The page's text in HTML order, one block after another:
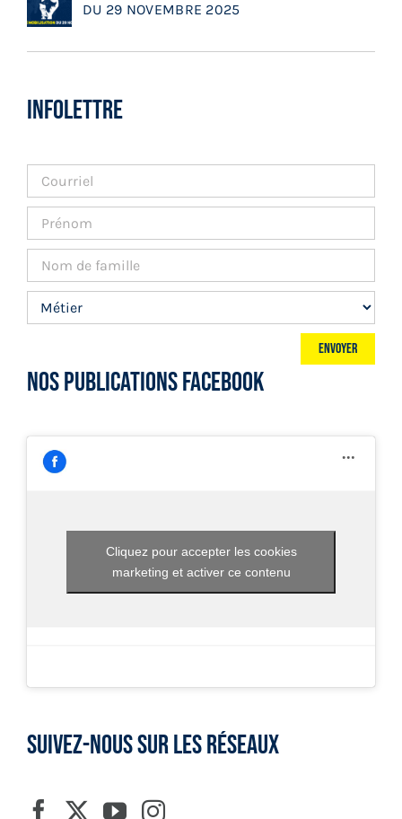
DU 29 NOVEMBRE 2025
INFOLETTRE
NOS PUBLICATIONS FACEBOOK
Cliquez pour accepter les cookies
marketing et activer ce contenu
SUIVEZ-NOUS SUR LES RÉSEAUX